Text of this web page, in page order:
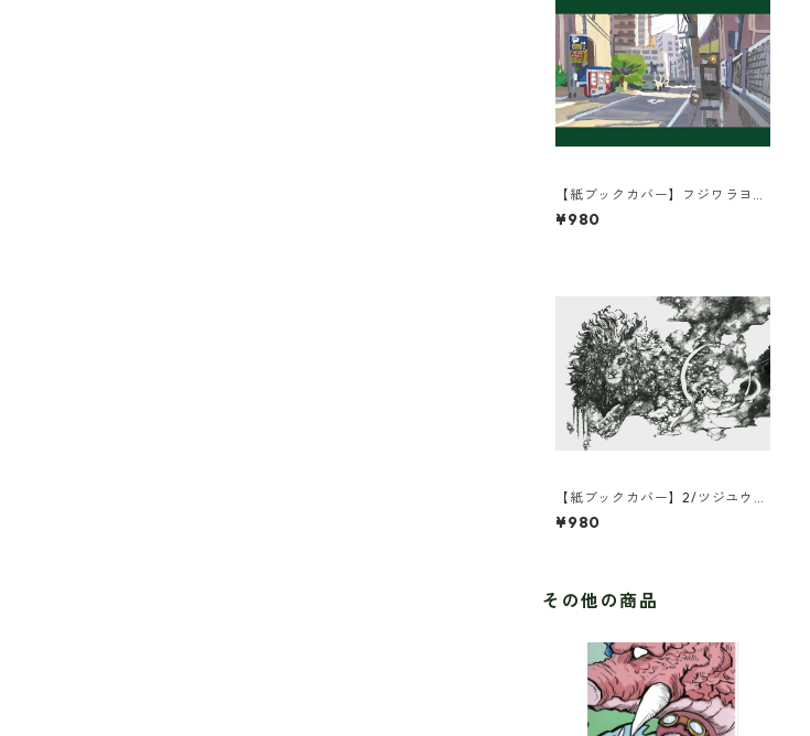
【紙ブックカバー】フジワラヨシ
ト/街の風景
¥980
【紙ブックカバー】2/ツジユウ
コ/瞬きの夜
¥980
その他の商品